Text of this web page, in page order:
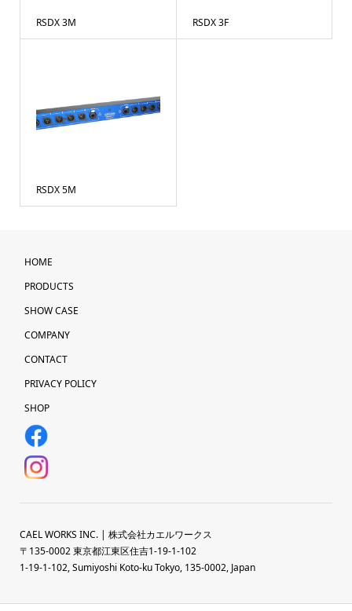
RSDX 3M RSDX 3F
RSDX 5M
HOME
PRODUCTS
SHOW CASE
COMPANY
CONTACT
PRIVACY POLICY
SHOP
CAEL WORKS INC. | 株式会社カエルワークス
〒135-0002 東京都江東区住吉1-19-1-102
1-19-1-102, Sumiyoshi Koto-ku Tokyo, 135-0002, Japan